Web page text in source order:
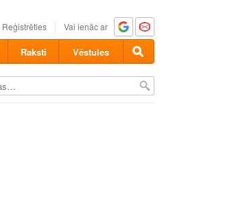
Reģistrēties Vai ienāc ar
Raksti Vēstules